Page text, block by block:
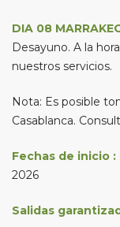
DIA 08
Desayuno. A la
nuestros servicios.
Nota: Es posible
Casablanca.
Fechas de inicio :
2026
Salidas